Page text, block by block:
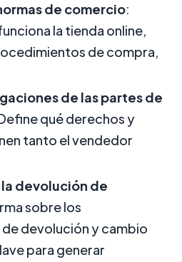
de comercio:
la tienda online,
de compra,
de las partes de
qué derechos y
tanto el vendedor
devolución de
sobre los
devolución y cambio
para generar